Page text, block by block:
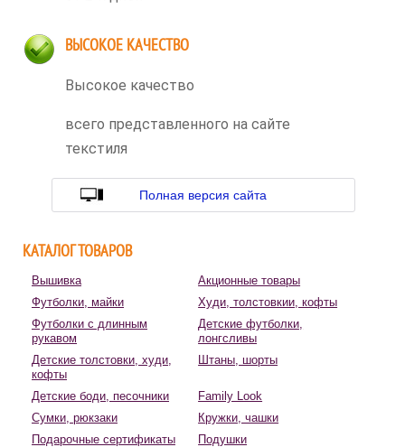
ВЫСОКОЕ КАЧЕСТВО
Высокое качество
всего представленного на сайте
текстиля
Полная версия сайта
КАТАЛОГ ТОВАРОВ
Вышивка
Акционные товары
Футболки, майки
Худи, толстовкии, кофты
Футболки с длинным
рукавом
Детские футболки,
лонгсливы
Детские толстовки, худи,
кофты
Штаны, шорты
Детские боди, песочники
Family Look
Сумки, рюкзаки
Кружки, чашки
Подарочные сертификаты
Подушки